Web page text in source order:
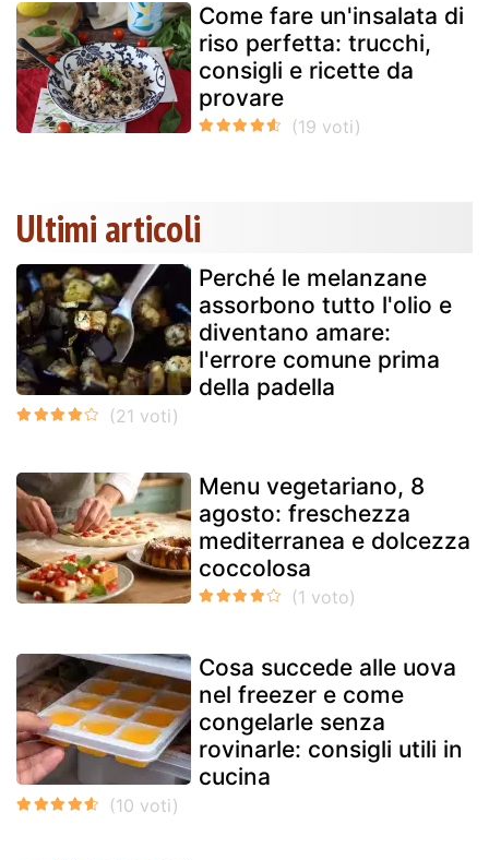
Come fare un'insalata di
riso perfetta: trucchi,
consigli e ricette da
provare
Ultimi articoli
Perché le melanzane
assorbono tutto l'olio e
diventano amare:
l'errore comune prima
della padella
Menu vegetariano, 8
agosto: freschezza
mediterranea e dolcezza
coccolosa
Cosa succede alle uova
nel freezer e come
congelarle senza
rovinarle: consigli utili in
cucina